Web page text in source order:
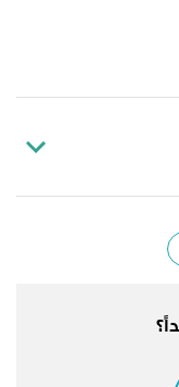
Marketing?
Adam